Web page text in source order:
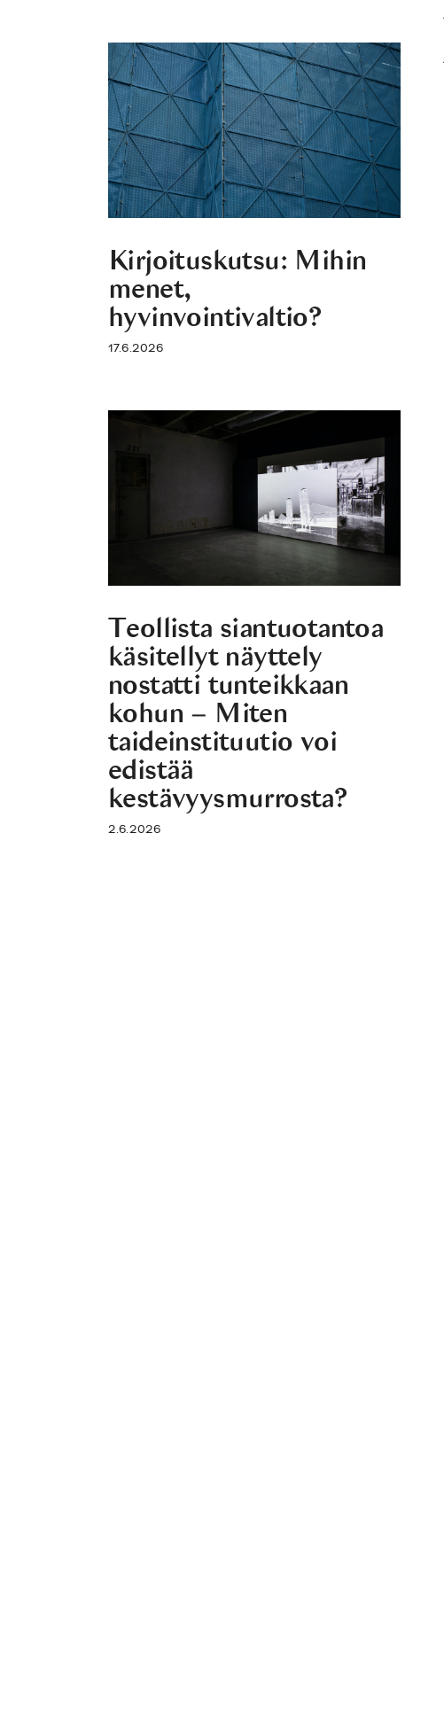
Kirjoituskutsu: Mihin
menet,
hyvinvointivaltio?
17.6.2026
Teollista siantuotantoa
käsitellyt näyttely
nostatti tunteikkaan
kohun – Miten
taideinstituutio voi
edistää
kestävyysmurrosta?
2.6.2026